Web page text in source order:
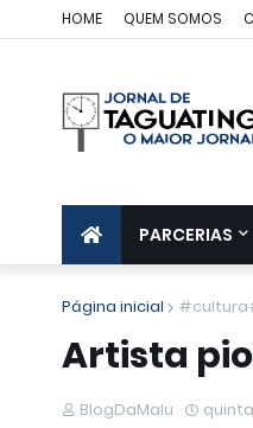
HOME QUEM SOMOS
PARCERIAS
Página inicial
Artista
BlogDaMalu